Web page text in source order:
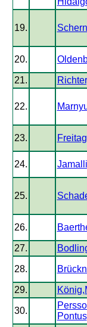
19.
20.
21.
22.
23.
24.
25.
26.
27.
28.
29.
30.
Pontus